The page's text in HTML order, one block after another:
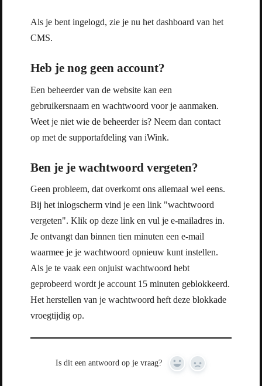
Als je bent ingelogd, zie je nu het dashboard van het
CMS.
Heb je nog geen account?
Een beheerder van de website kan een
gebruikersnaam en wachtwoord voor je aanmaken.
Weet je niet wie de beheerder is? Neem dan contact
op met de supportafdeling van iWink.
Ben je je wachtwoord vergeten?
Geen probleem, dat overkomt ons allemaal wel eens.
Bij het inlogscherm vind je een link "wachtwoord
vergeten". Klik op deze link en vul je e-mailadres in.
Je ontvangt dan binnen tien minuten een e-mail
waarmee je je wachtwoord opnieuw kunt instellen.
Als je te vaak een onjuist wachtwoord hebt
geprobeerd wordt je account 15 minuten geblokkeerd.
Het herstellen van je wachtwoord heft deze blokkade
vroegtijdig op.
Is dit een antwoord op je vraag? Yes No